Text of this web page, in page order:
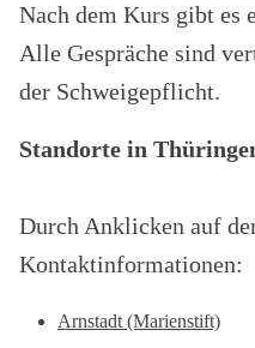
Nach dem Kurs gibt es
Alle Gespräche sind
der Schweigepflicht.
Standorte in
Durch Anklicken auf
Kontaktinformationen:
Arnstadt (Marienstift)